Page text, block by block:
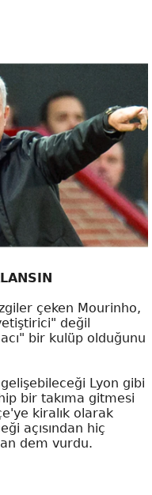
çeken Mourinho,
değil
bir kulüp olduğunu
Lyon gibi
bir takıma gitmesi
kiralık olarak
açısından hiç
dem vurdu.